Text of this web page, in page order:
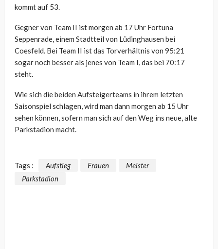
kommt auf 53.
Gegner von Team II ist morgen ab 17 Uhr Fortuna
Seppenrade, einem Stadtteil von Lüdinghausen bei
Coesfeld. Bei Team II ist das Torverhältnis von 95:21
sogar noch besser als jenes von Team I, das bei 70:17
steht.
Wie sich die beiden Aufsteigerteams in ihrem letzten
Saisonspiel schlagen, wird man dann morgen ab 15 Uhr
sehen können, sofern man sich auf den Weg ins neue, alte
Parkstadion macht.
Tags : Aufstieg Frauen
Meister
Parkstadion